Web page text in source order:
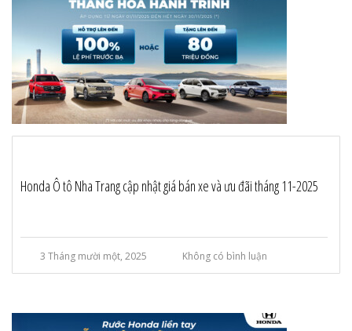
Honda Ô tô Nha Trang cập nhật giá bán xe và ưu đãi tháng 11-2025
3 Tháng mười một, 2025 Không có bình luận